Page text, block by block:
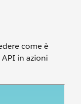
come è
in azioni